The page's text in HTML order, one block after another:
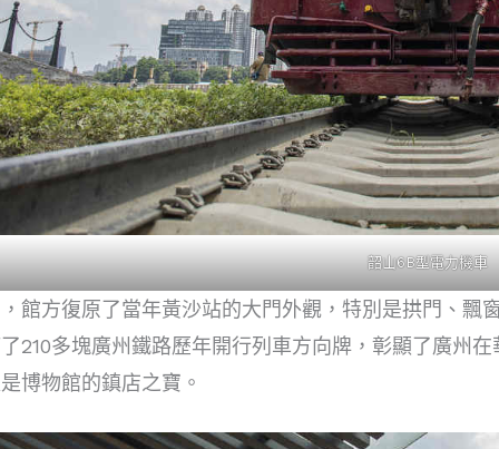
韶山6B型電力機車
館方復原了當年黃沙站的大門外觀，特別是拱門、飄
210多塊廣州鐵路歷年開行列車方向牌，彰顯了廣州
博物館的鎮店之寶。